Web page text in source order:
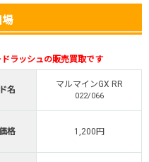
応！
ド確解禁
アム公式はこちら ＞
連できる！
が50円
激熱イベント開催中
場
ラッシュの販売買取です
名
マルマインGX RR
022/066
格 1,200円